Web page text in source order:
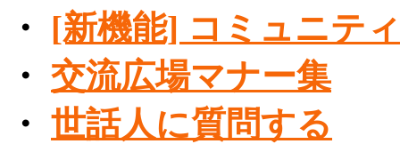
・
[新機能] コミュニテ
・ 交流広場マナー集
・ 世話人に質問する